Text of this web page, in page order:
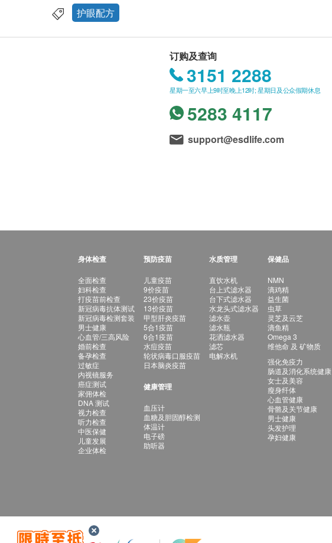
护眼配方
订购及查询
3151 2288
星期一至六早上9时至晚上12时; 星期日及公众假期休息
5283 4117
support@esdlife.com
身体检查
全面检查
妇科检查
打疫苗前检查
新冠病毒抗体测试
新冠病毒检测套装
男士健康
心血管/三高风险
婚前检查
备孕检查
过敏症
内视镜服务
癌症测试
家佣体检
DNA 测试
视力检查
听力检查
中医保健
儿童发展
企业体检
预防疫苗
儿童疫苗
9价疫苗
23价疫苗
13价疫苗
甲型肝炎疫苗
5合1疫苗
6合1疫苗
水痘疫苗
轮状病毒口服疫苗
日本脑炎疫苗
健康管理
血压计
血糖及胆固醇检测
体温计
电子磅
助听器
水质管理
直饮水机
台上式滤水器
台下式滤水器
水龙头式滤水器
滤水壶
滤水瓶
花洒滤水器
滤芯
电解水机
保健品
NMN
滴鸡精
益生菌
虫草
灵芝及云芝
滴鱼精
Omega 3
维他命 及 矿物质
强化免疫力
肠道及消化系统健康
女士及美容
瘦身纤体
心血管健康
骨骼及关节健康
男士健康
头发护理
孕妇健康